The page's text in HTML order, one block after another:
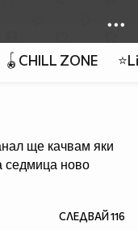
🪀CHILL ZONE
ще качвам яки
седмица ново
СЛЕДВАЙ116